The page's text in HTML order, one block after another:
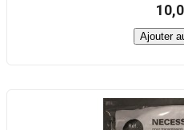
Ajouter